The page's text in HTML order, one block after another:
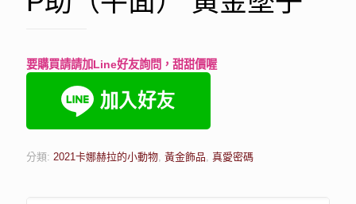
要購買請請加Line好友詢問，甜甜價喔
分類: 2021卡娜赫拉的小動物 黃金飾品 真愛密碼